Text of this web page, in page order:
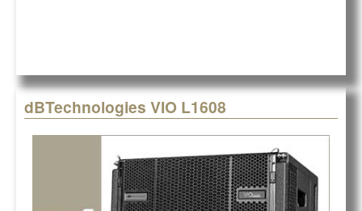
dBTechnologies VIO L1608